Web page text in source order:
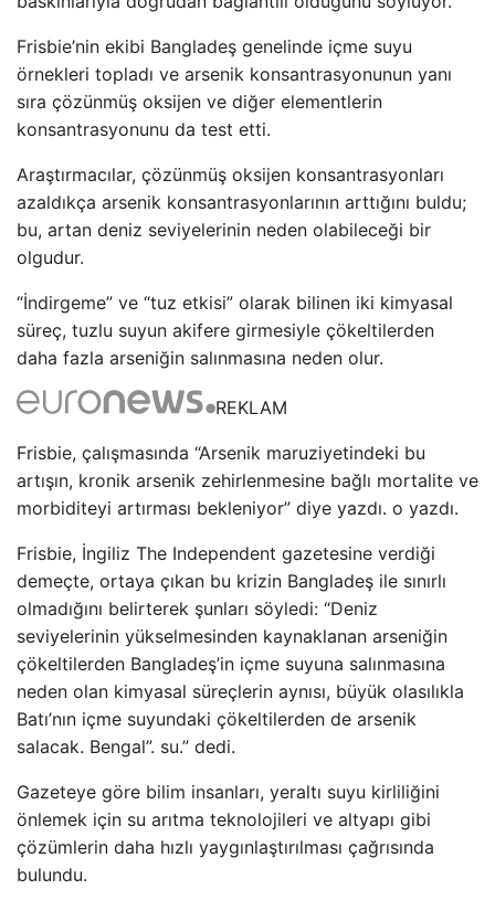
Frisbie’nin ekibi Bangladeş genelinde içme suyu
örnekleri topladı ve arsenik konsantrasyonunun yanı
sıra çözünmüş oksijen ve diğer elementlerin
konsantrasyonunu da test etti.
Araştırmacılar, çözünmüş oksijen konsantrasyonları
azaldıkça arsenik konsantrasyonlarının arttığını buldu;
bu, artan deniz seviyelerinin neden olabileceği bir
olgudur.
“İndirgeme” ve “tuz etkisi” olarak bilinen iki kimyasal
süreç, tuzlu suyun akifere girmesiyle çökeltilerden
daha fazla arseniğin salınmasına neden olur.
REKLAM
Frisbie, çalışmasında “Arsenik maruziyetindeki bu
artışın, kronik arsenik zehirlenmesine bağlı mortalite ve
morbiditeyi artırması bekleniyor” diye yazdı. o yazdı.
Frisbie, İngiliz The Independent gazetesine verdiği
demeçte, ortaya çıkan bu krizin Bangladeş ile sınırlı
olmadığını belirterek şunları söyledi: “Deniz
seviyelerinin yükselmesinden kaynaklanan arseniğin
çökeltilerden Bangladeş’in içme suyuna salınmasına
neden olan kimyasal süreçlerin aynısı, büyük olasılıkla
Batı’nın içme suyundaki çökeltilerden de arsenik
salacak. Bengal”. su.” dedi.
Gazeteye göre bilim insanları, yeraltı suyu kirliliğini
önlemek için su arıtma teknolojileri ve altyapı gibi
çözümlerin daha hızlı yaygınlaştırılması çağrısında
bulundu.